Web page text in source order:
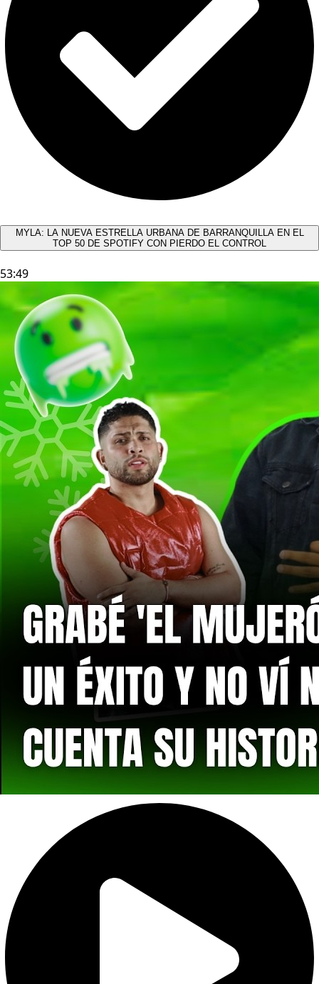
MYLA: LA NUEVA ESTRELLA URBANA DE BARRANQUILLA EN EL
TOP 50 DE SPOTIFY CON PIERDO EL CONTROL
53:49